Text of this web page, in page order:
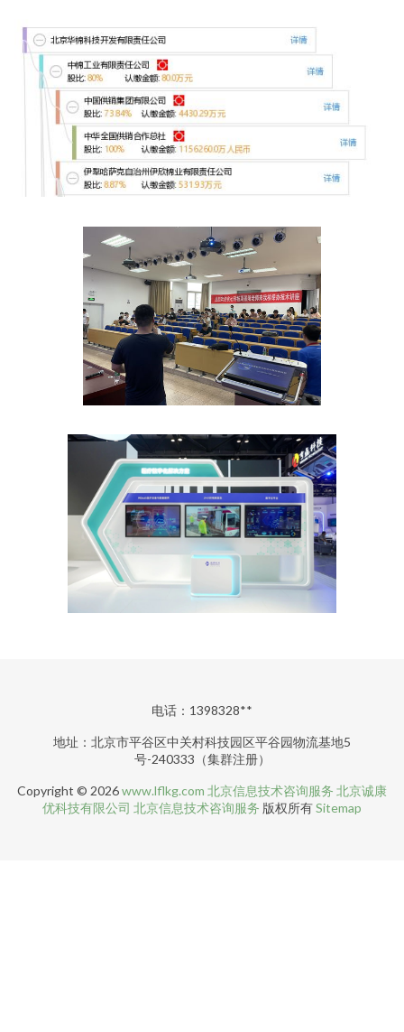
电话：1398328**
地址：北京市平谷区中关村科技园区平谷园物流基地5
号-240333（集群注册）
Copyright © 2026www.lflkg.com 北京信息技术咨询服务 北京诚康
优科技有限公司 北京信息技术咨询服务 版权所有Sitemap